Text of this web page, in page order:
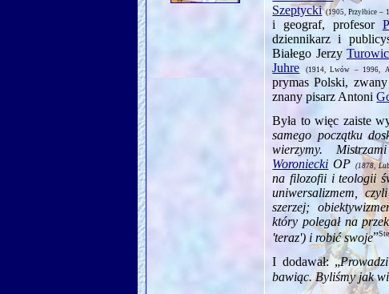
Szeptycki (1905, Przyłbice –
i geograf, profesor
dziennikarz i
Białego Jerzy
Juhre
(1914, Lwów – 1996,
prymas Polski,
znany pisarz Antoni
Była to więc zaiste
samego początku
wierzymy.
Woroniecki OP(1878,
na filozofii i teologii
uniwersalizmem,
szerzej;
który polegał na
'teraz') i robić swoje”
I dodawał: „
bawiąc. Byliśmy jak